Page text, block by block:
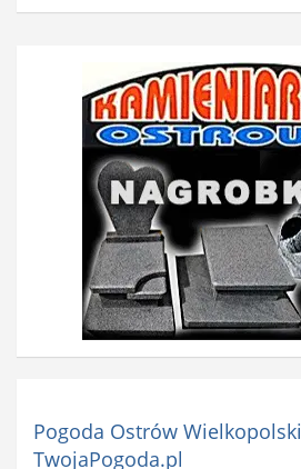
Pogoda Ostrów Wielkopolski
TwojaPogoda.pl